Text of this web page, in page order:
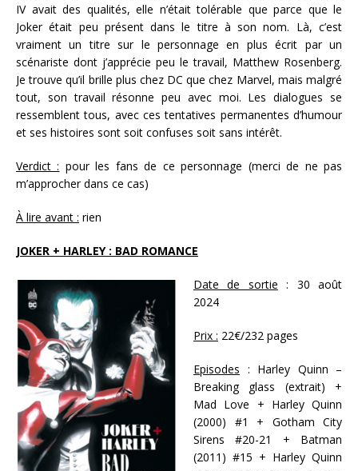
IV avait des qualités, elle n’était tolérable que parce que le
Joker était peu présent dans le titre à son nom. Là, c’est
vraiment un titre sur le personnage en plus écrit par un
scénariste dont j’apprécie peu le travail, Matthew Rosenberg.
Je trouve qu’il brille plus chez DC que chez Marvel, mais malgré
tout, son travail résonne peu avec moi. Les dialogues se
ressemblent tous, avec ces tentatives permanentes d’humour
et ses histoires sont soit confuses soit sans intérêt.
Verdict : pour les fans de ce personnage (merci de ne pas
m’approcher dans ce cas)
À lire avant : rien
JOKER + HARLEY : BAD ROMANCE
Date de sortie : 30 août
2024
Prix : 22€/232 pages
Episodes : Harley Quinn –
Breaking glass (extrait) +
Mad Love + Harley Quinn
(2000) #1 + Gotham City
Sirens #20-21 + Batman
(2011) #15 + Harley Quinn